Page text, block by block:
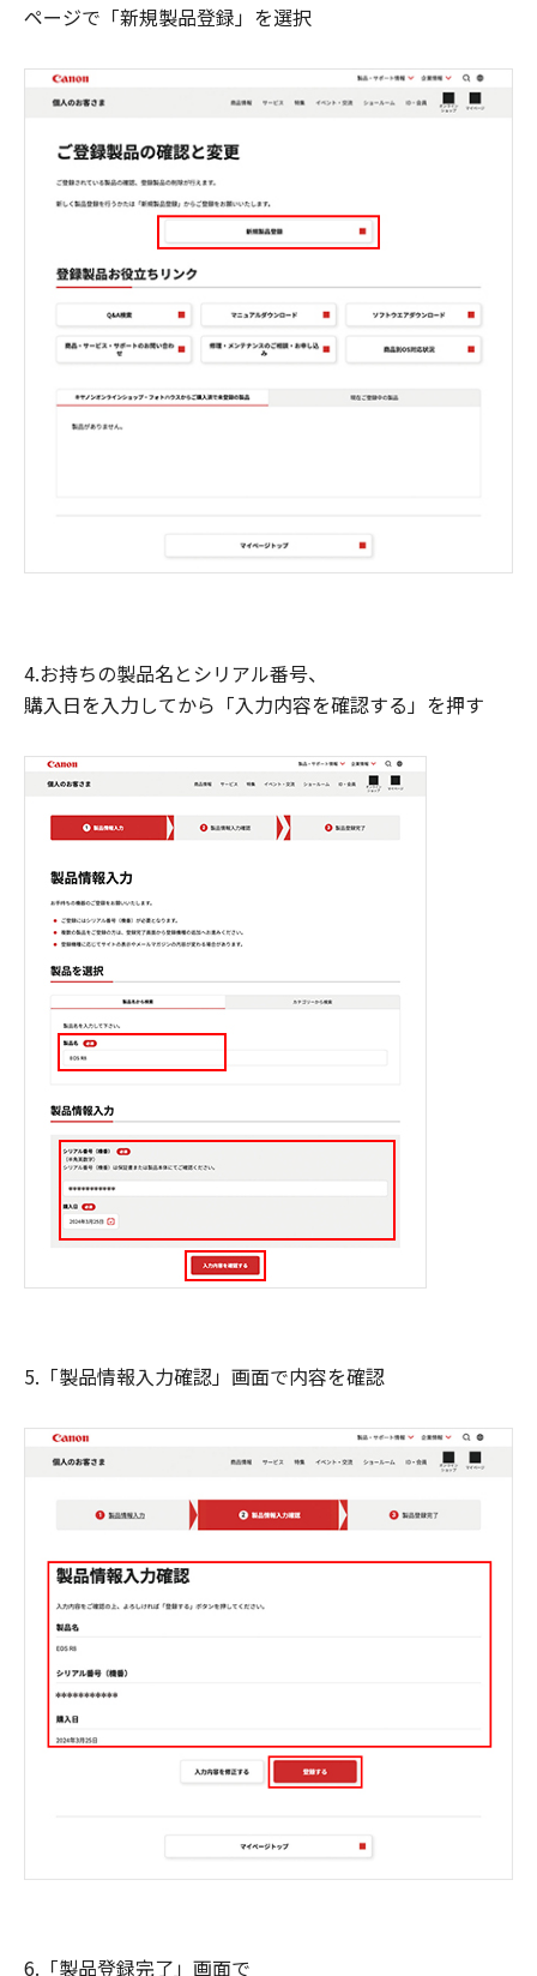
ページで「新規製品登録」を選択
4.お持ちの製品名とシリアル番号、
購入日を入力してから「入力内容を確認する」を押す
5.「製品情報入力確認」画面で内容を確認
6.「製品登録完了」画面で